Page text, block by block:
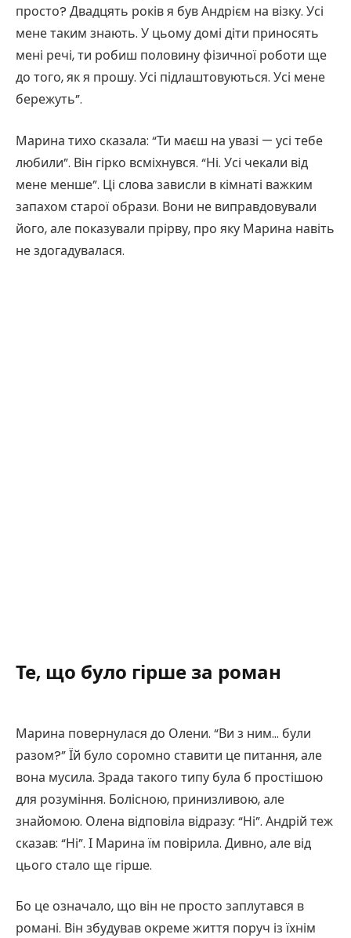
просто? Двадцять років я був Андрієм на візку. Усі
мене таким знають. У цьому домі діти приносять
мені речі, ти робиш половину фізичної роботи ще
до того, як я прошу. Усі підлаштовуються. Усі мене
бережуть”.
Марина тихо сказала: “Ти маєш на увазі — усі тебе
любили”. Він гірко всміхнувся. “Ні. Усі чекали від
мене менше”. Ці слова зависли в кімнаті важким
запахом старої образи. Вони не виправдовували
його, але показували прірву, про яку Марина навіть
не здогадувалася.
Те, що було гірше за роман
Марина повернулася до Олени. “Ви з ним… були
разом?” Їй було соромно ставити це питання, але
вона мусила. Зрада такого типу була б простішою
для розуміння. Болісною, принизливою, але
знайомою. Олена відповіла відразу: “Ні”. Андрій теж
сказав: “Ні”. І Марина їм повірила. Дивно, але від
цього стало ще гірше.
Бо це означало, що він не просто заплутався в
романі. Він збудував окреме життя поруч із їхнім